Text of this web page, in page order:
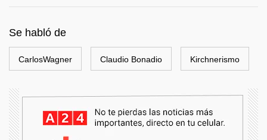
Se habló de
CarlosWagner Claudio Bonadio Kirchnerismo